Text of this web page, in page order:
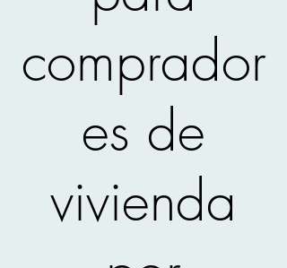
comprador
es de
vivienda